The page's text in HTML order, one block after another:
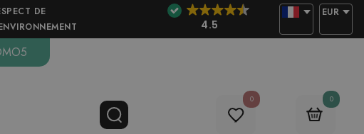
DE
4.5
EUR
0 0